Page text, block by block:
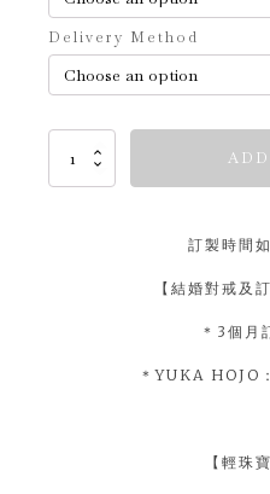
Delivery Method
Timeless
quantity
訂製時間如
【結婚對戒及
＊3個月
＊YUKA HOJO
【輕珠寶